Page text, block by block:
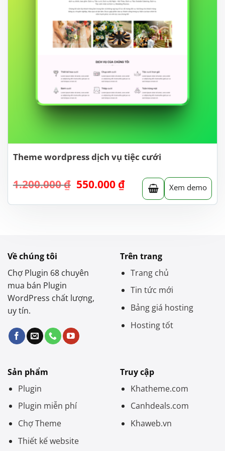
Theme wordpress dịch vụ tiệc cưới
1.200.000₫ Giá
là:
550.000 ₫Giá
hiện
tại
Xem demo
Về chúng tôi
Chợ Plugin 68 chuyên
mua bán Plugin
WordPress chất lượng,
uy tín.
Trên trang
Trang chủ
Tin tức mới
Bảng giá hosting
Hosting tốt
Sản phẩm
Plugin
Plugin miễn phí
Chợ Theme
Thiết kế website
Truy cập
Khatheme.com
Canhdeals.com
Khaweb.vn